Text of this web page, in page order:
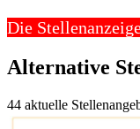
Die
Alternative
44 aktuelle